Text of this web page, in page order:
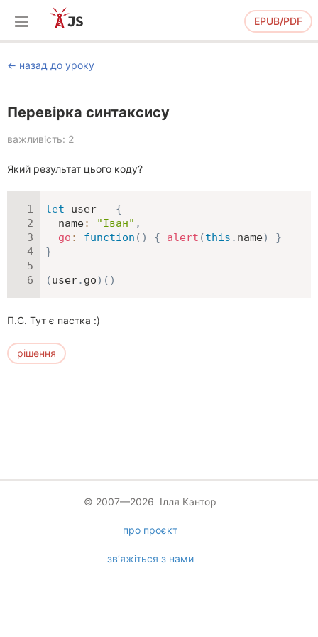
EPUB/PDF
назад до уроку
Перевірка синтаксису
важливість: 2
Який результат цього коду?
let user = {
name: "Іван" ,
go : function ( ) { alert (this . name)
}
}
(user. go) ( )
П.С. Тут є пастка :)
рішення
© 2007—2026 Ілля Кантор
про проєкт
зв’яжіться з нами